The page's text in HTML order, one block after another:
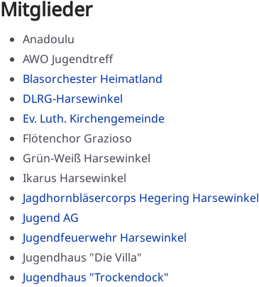
Mitglieder
Anadoulu
AWO Jugendtreff
Blasorchester Heimatland
DLRG-Harsewinkel
Ev. Luth. Kirchengemeinde
Flötenchor Grazioso
Grün-Weiß Harsewinkel
Ikarus Harsewinkel
Jagdhornbläsercorps Hegering Harsewinkel
Jugend AG
Jugendfeuerwehr Harsewinkel
Jugendhaus "Die Villa"
Jugendhaus "Trockendock"